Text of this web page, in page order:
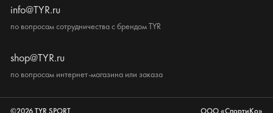
info@TYR.ru
по вопросам сотрудничества с брендом TYR
shop@TYR.ru
по вопросам интернет-магазина или заказа